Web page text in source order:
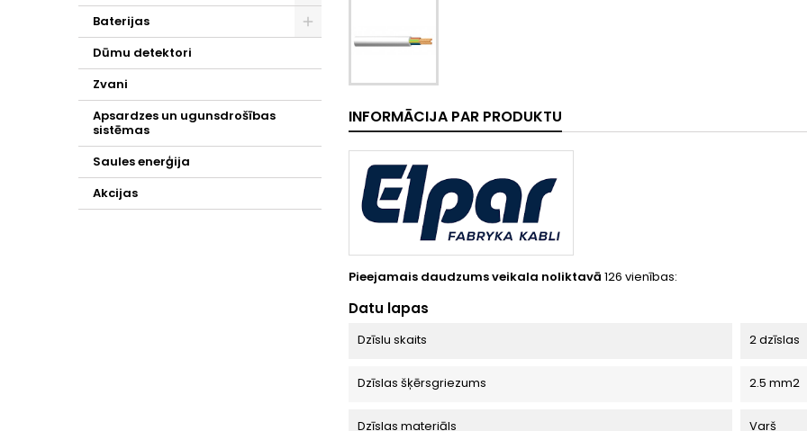
Baterijas
Dūmu detektori
Zvani
Apsardzes un ugunsdrošības
sistēmas
Saules enerģija
Akcijas
INFORMĀCIJA PAR PRODUKTU
Pieejamais daudzums veikala noliktavā 126 vienības:
Datu lapas
Dzīslu skaits 2 dzīslas
Dzīslas šķērsgriezums 2.5 mm2
Dzīslas materiāls Varš